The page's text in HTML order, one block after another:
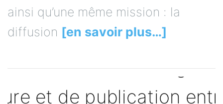
ainsi qu’une même mission : la
diffusion [en savoir plus…]